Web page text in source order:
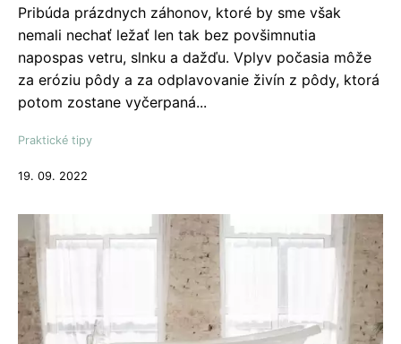
Pribúda prázdnych záhonov, ktoré by sme však
nemali nechať ležať len tak bez povšimnutia
napospas vetru, slnku a dažďu. Vplyv počasia môže
za eróziu pôdy a za odplavovanie živín z pôdy, ktorá
potom zostane vyčerpaná...
Praktické tipy
19. 09. 2022